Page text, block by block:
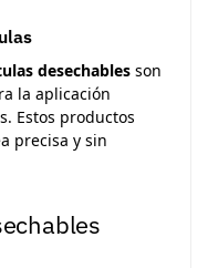
desechables son
la aplicación
Estos productos
precisa y sin